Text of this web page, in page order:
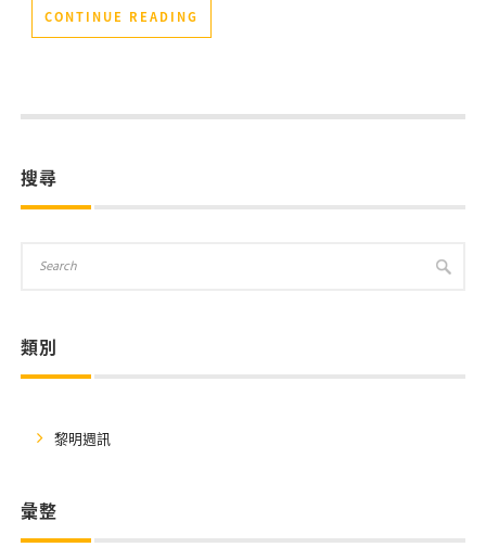
CONTINUE READING
搜尋
類別
黎明週訊
彙整